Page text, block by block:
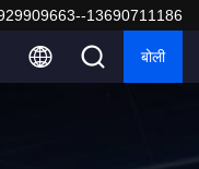
13690711186
बोली